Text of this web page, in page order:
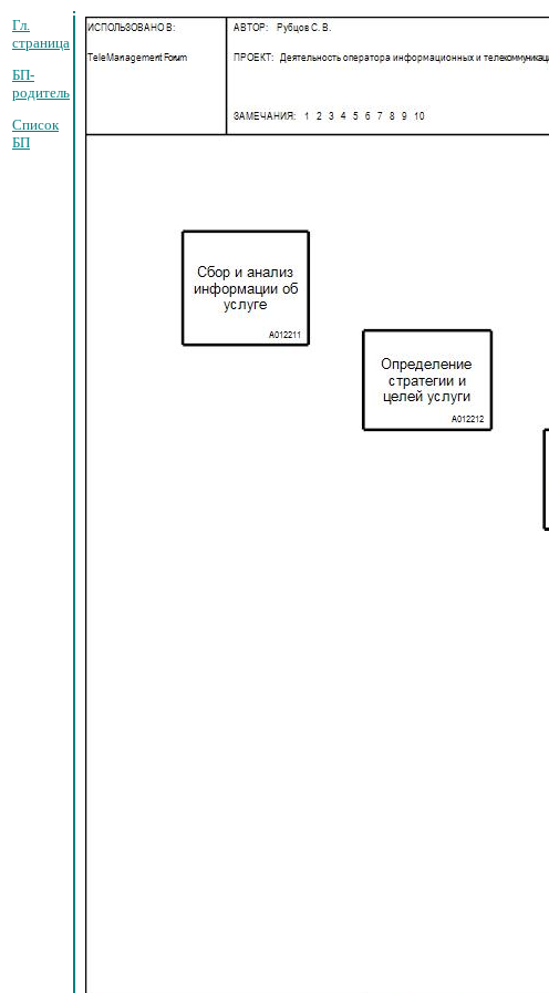
Гл.
страница
БП-
родитель
Список
БП